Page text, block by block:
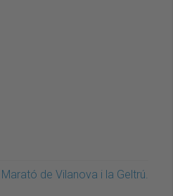
de Vilanova i la Geltrú.